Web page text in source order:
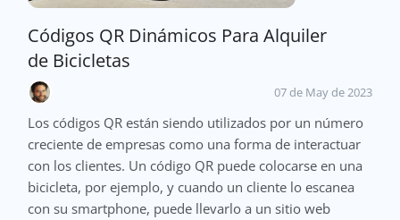
Códigos QR Dinámicos Para Alquiler
de Bicicletas
07 de May de 2023
Los códigos QR están siendo utilizados por un número
creciente de empresas como una forma de interactuar
con los clientes. Un código QR puede colocarse en una
bicicleta, por ejemplo, y cuando un cliente lo escanea
con su smartphone, puede llevarlo a un sitio web